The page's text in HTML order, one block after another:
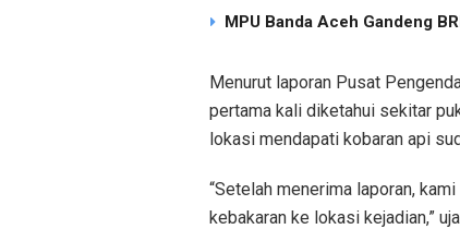
MPU Banda Aceh Gandeng
Menurut laporan Pusat
pertama kali diketahui sekitar
lokasi mendapati kobaran api
“Setelah menerima laporan,
kebakaran ke lokasi kejadian,”